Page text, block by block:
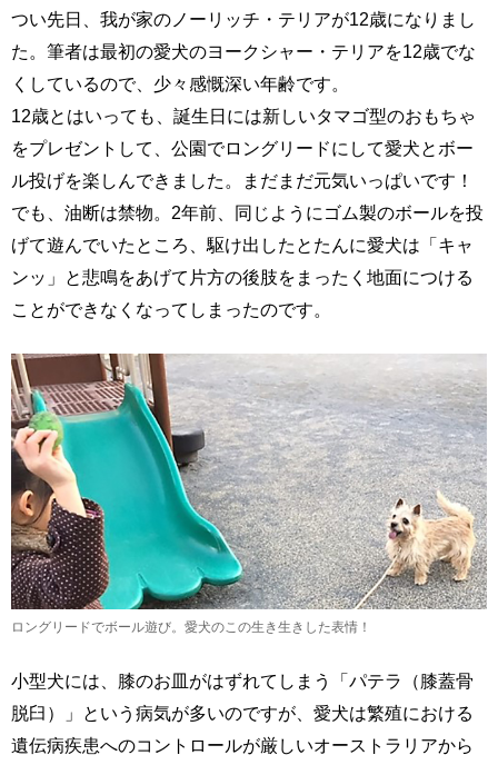
つい先日、我が家のノーリッチ・テリアが12歳になりまし
た。筆者は最初の愛犬のヨークシャー・テリアを12歳でな
くしているので、少々感慨深い年齢です。
12歳とはいっても、誕生日には新しいタマゴ型のおもちゃ
をプレゼントして、公園でロングリードにして愛犬とボー
ル投げを楽しんできました。まだまだ元気いっぱいです！
でも、油断は禁物。2年前、同じようにゴム製のボールを投
げて遊んでいたところ、駆け出したとたんに愛犬は「キャ
ンッ」と悲鳴をあげて片方の後肢をまったく地面につける
ことができなくなってしまったのです。
ロングリードでボール遊び。愛犬のこの生き生きした表情！
小型犬には、膝のお皿がはずれてしまう「パテラ（膝蓋骨
脱臼）」という病気が多いのですが、愛犬は繁殖における
遺伝病疾患へのコントロールが厳しいオーストラリアから